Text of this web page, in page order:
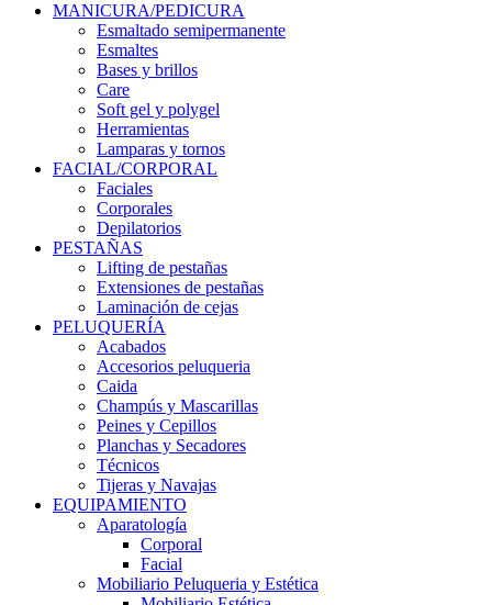
MANICURA/PEDICURA
Esmaltado semipermanente
Esmaltes
Bases y brillos
Care
Soft gel y polygel
Herramientas
Lamparas y tornos
FACIAL/CORPORAL
Faciales
Corporales
Depilatorios
PESTAÑAS
Lifting de pestañas
Extensiones de pestañas
Laminación de cejas
PELUQUERÍA
Acabados
Accesorios peluqueria
Caida
Champús y Mascarillas
Peines y Cepillos
Planchas y Secadores
Técnicos
Tijeras y Navajas
EQUIPAMIENTO
Aparatología
Corporal
Facial
Mobiliario Peluqueria y Estética